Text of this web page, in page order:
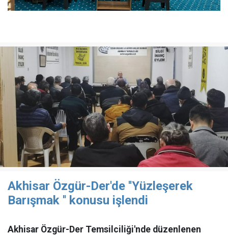
Akhisar Özgür-Der'de ''Yüzleşerek
Barışmak '' konusu işlendi
Akhisar Özgür-Der Temsilciliği'nde düzenlenen